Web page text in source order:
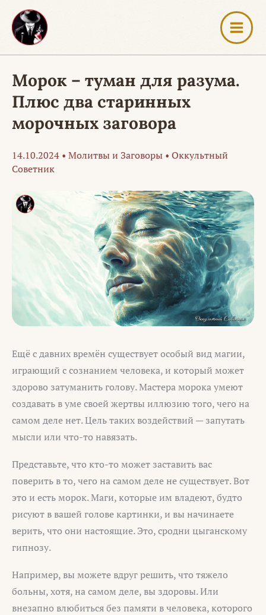
Перейти
содержимому
Морок – туман для разума.
Плюс два старинных
морочныx заговора
14.10.2024 • Молитвы и Заговоры • Оккультный
Советник
Ещё с давних времён существует особый вид магии,
играющий с сознанием человека, и который может
здорово затуманить голову. Мастера морока умеют
создавать в уме своей жертвы иллюзию того, чего на
самом деле нет. Цель таких воздействий — запутать
мысли или что-то навязать.
Представьте, что кто-то может заставить вас
поверить в то, чего на самом деле не существует. Вот
это и есть морок. Маги, которые им владеют, будто
рисуют в вашей голове картинки, и вы начинаете
верить, что они настоящие. Это, сродни цыганскому
гипнозу.
Например, вы можете вдруг решить, что тяжело
больны, хотя, на самом деле, вы здоровы. Или
внезапно влюбиться без памяти в человека, которого